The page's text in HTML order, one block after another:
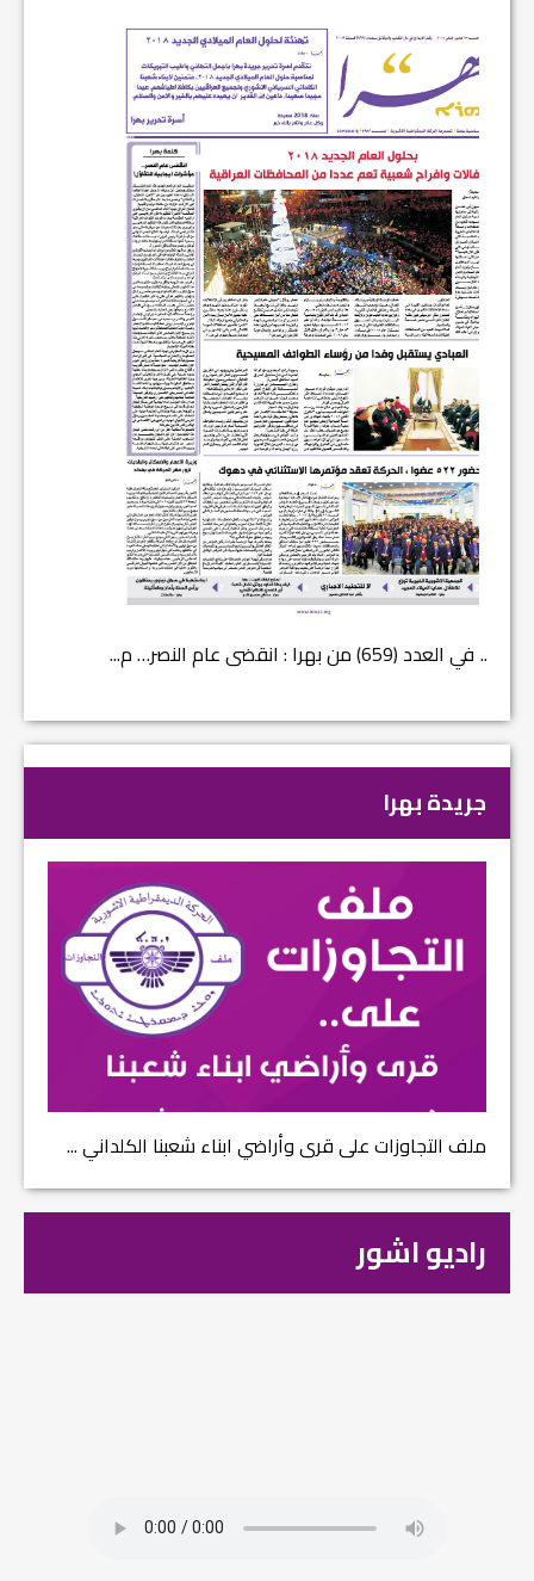
في العدد (659) من بهرا : انقضى عام النصر… م...
جريدة بهرا
ملف التجاوزات على قرى وأراضي ابناء شعبنا الكلداني ...
راديو اشور